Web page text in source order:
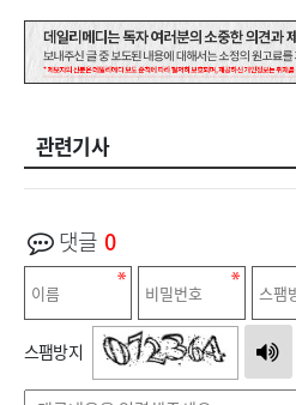
관련기사
댓글 0
스팸방지